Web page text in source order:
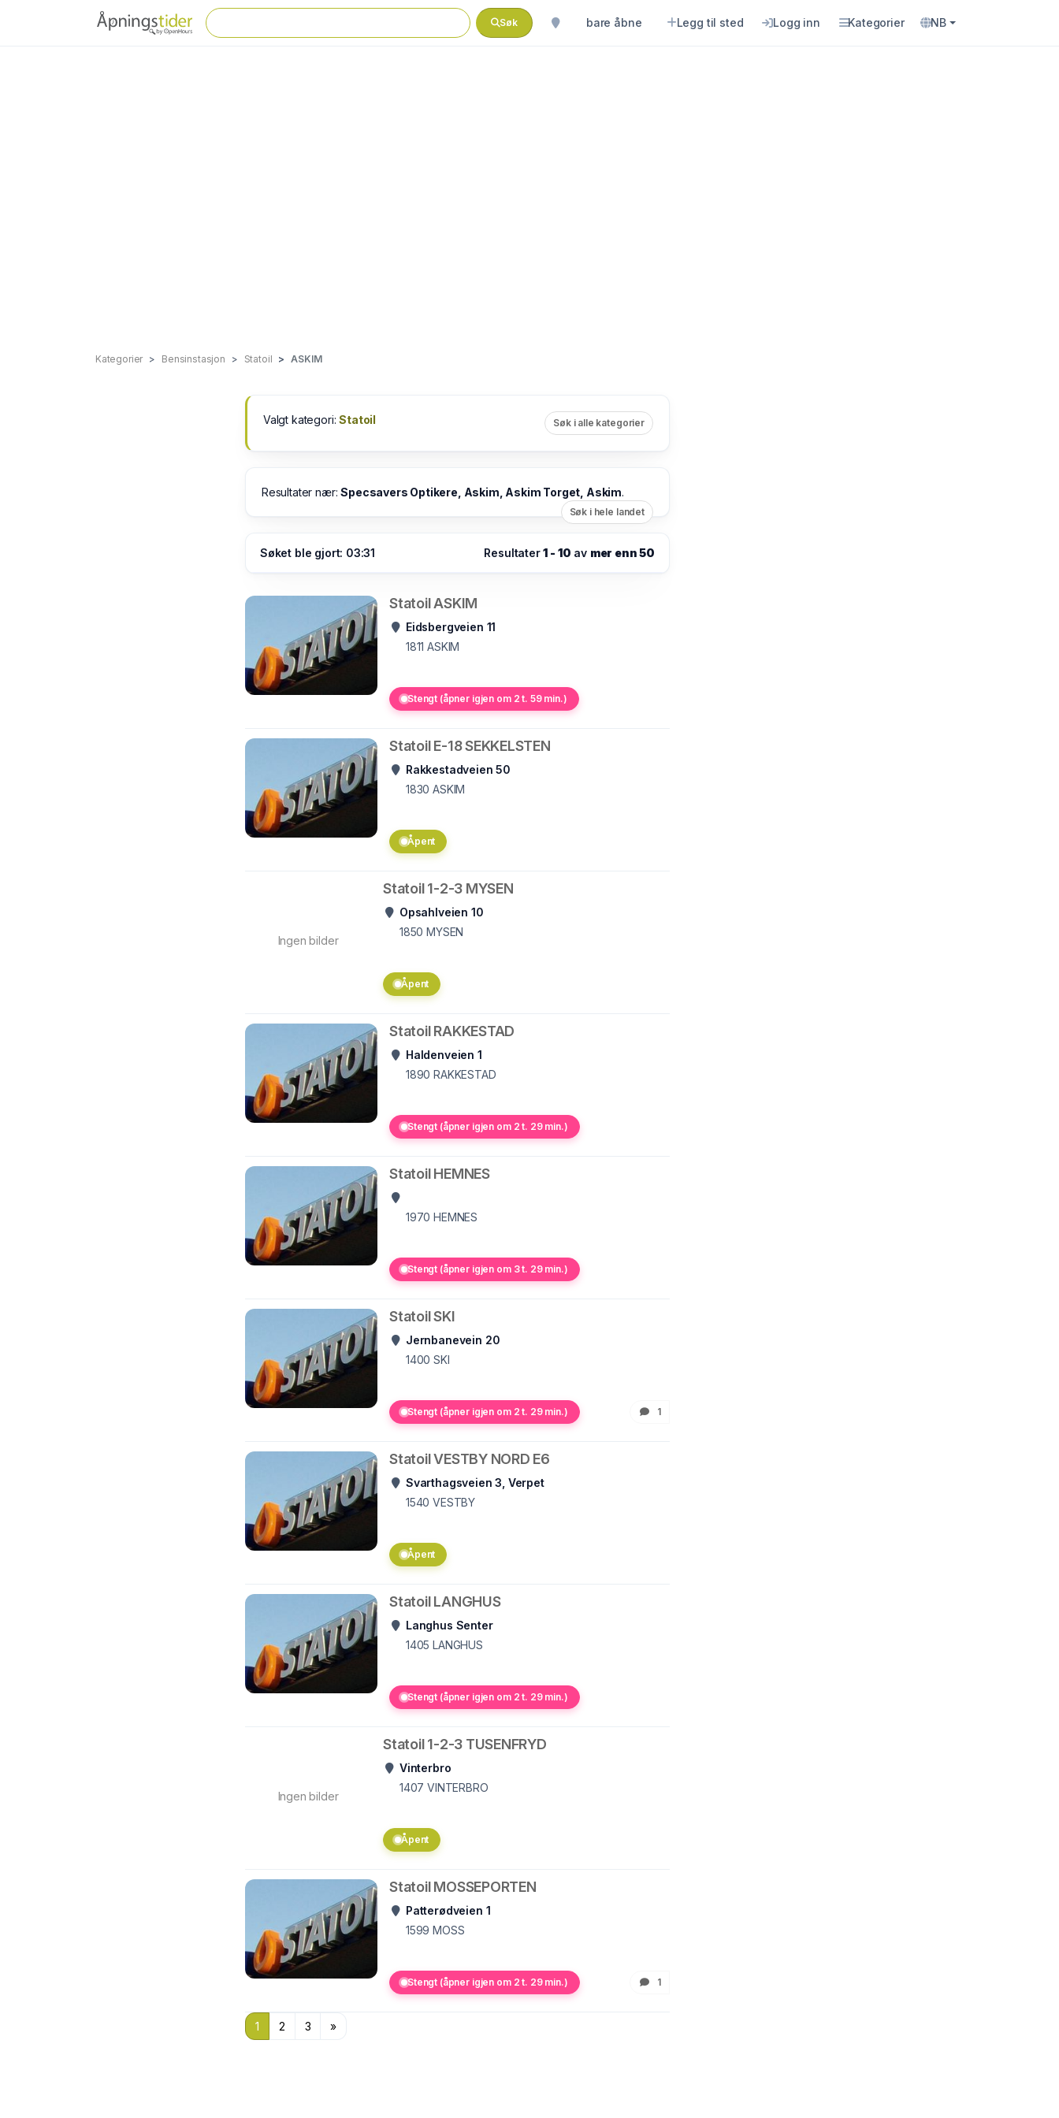
Søk bare åbne Legg til sted Logg inn Kategorier NB
Kategorier Bensinstasjon Statoil ASKIM
Valgt kategori:Statoil Søk i alle kategorier
Resultater nær:Specsavers Optikere, Askim, Askim Torget, Askim.
Søk i hele landet
Søket ble gjort: 03:31 Resultater1 - 10 av mer enn 50
Statoil ASKIM
Eidsbergveien 11
1811 ASKIM
Stengt (åpner igjen om 2 t. 59 min.)
Statoil E-18 SEKKELSTEN
Rakkestadveien 50
1830 ASKIM
Åpent
Ingen bilder
Statoil 1-2-3 MYSEN
Opsahlveien 10
1850 MYSEN
Åpent
Statoil RAKKESTAD
Haldenveien 1
1890 RAKKESTAD
Stengt (åpner igjen om 2 t. 29 min.)
Statoil HEMNES
1970 HEMNES
Stengt (åpner igjen om 3 t. 29 min.)
Statoil SKI
Jernbanevein 20
1400 SKI
Stengt (åpner igjen om 2 t. 29 min.) 1
Statoil VESTBY NORD E6
Svarthagsveien 3, Verpet
1540 VESTBY
Åpent
Statoil LANGHUS
Langhus Senter
1405 LANGHUS
Stengt (åpner igjen om 2 t. 29 min.)
Ingen bilder
Statoil 1-2-3 TUSENFRYD
Vinterbro
1407 VINTERBRO
Åpent
Statoil MOSSEPORTEN
Patterødveien 1
1599 MOSS
Stengt (åpner igjen om 2 t. 29 min.) 1
1 2 3 »